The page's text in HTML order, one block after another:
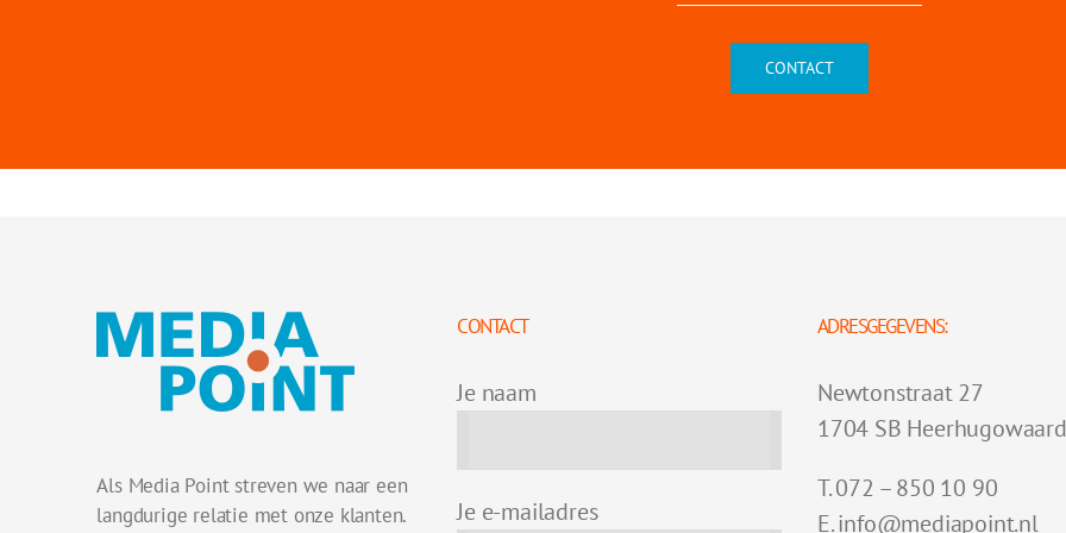
CONTACT
Als Media Point streven we naar een
langdurige relatie met onze klanten.
CONTACT
Je naam
Je e-mailadres
ADRESGEGEVENS:
Newtonstraat 27
1704 SB Heerhugowaard
T. 072 – 850 10 90
E. info@mediapoint.nl